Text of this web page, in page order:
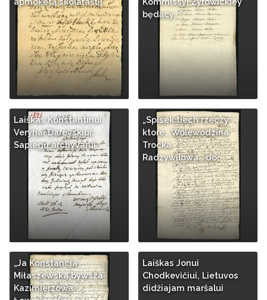
będący..."
Laiškas Konstantinui
Veryhai Darevskiui,
Sapiegų archyvarui
„Spisek tiech rzeczy
ktore...Woiewodzina
Trocka
Radzywilowa...do…
„Ja Konstancia
Miłaszewska bywsza
Kazimierzowa
Laiškas Jonui
Chodkevičiui, Lietuvos
didžiajam maršalui